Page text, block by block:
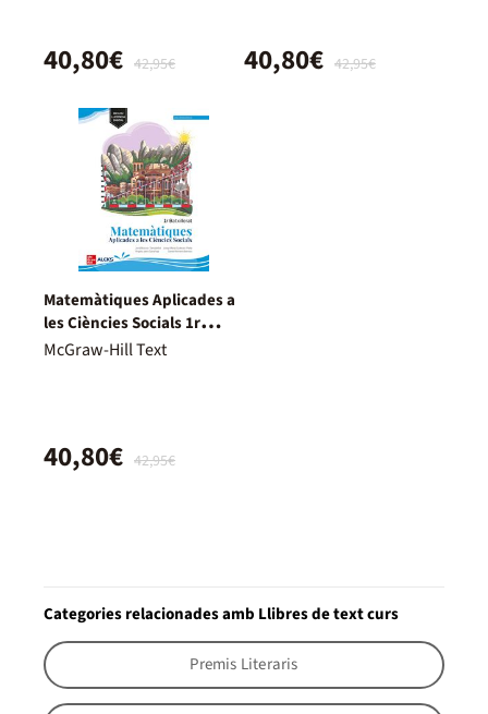
42,95€
40,80€ 42,95€
40,80€
Matemàtiques Aplicades a
les Ciències Socials 1r
Batxillerat
McGraw-Hill Text
42,95€
40,80€
Categories relacionades amb Llibres de text curs
Premis Literaris